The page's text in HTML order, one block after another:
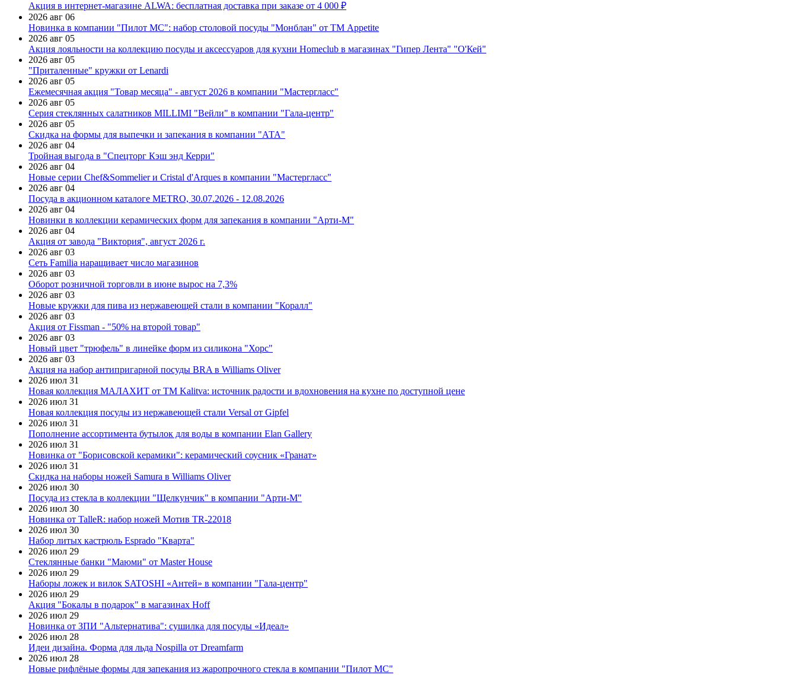
Акция в интернет-магазине ALWA: бесплатная доставка при заказе от 4 000 ₽
2026 авг 06
Новинка в компании "Пилот МС": набор столовой посуды "Монблан" от ТМ Appetite
2026 авг 05
Акция лояльности на коллекцию посуды и аксессуаров для кухни Homeclub в магазинах "Гипер Лента" "О'Кей"
2026 авг 05
"Приталенные" кружки от Lenardi
2026 авг 05
Ежемесячная акция "Товар месяца" - август 2026 в компании "Мастергласс"
2026 авг 05
Серия стеклянных салатников MILLIMI "Вейли" в компании "Гала-центр"
2026 авг 05
Скидка на формы для выпечки и запекания в компании "АТА"
2026 авг 04
Тройная выгода в "Спецторг Кэш энд Керри"
2026 авг 04
Новые серии Chef&Sommelier и Cristal d'Arques в компании "Мастергласс"
2026 авг 04
Посуда в акционном каталоге METRO, 30.07.2026 - 12.08.2026
2026 авг 04
Новинки в коллекции керамических форм для запекания в компании "Арти-М"
2026 авг 04
Акция от завода "Виктория", август 2026 г.
2026 авг 03
Сеть Familia наращивает число магазинов
2026 авг 03
Оборот розничной торговли в июне вырос на 7,3%
2026 авг 03
Новые кружки для пива из нержавеющей стали в компании "Коралл"
2026 авг 03
Акция от Fissman - "50% на второй товар"
2026 авг 03
Новый цвет "трюфель" в линейке форм из силикона "Хорс"
2026 авг 03
Акция на набор антипригарной посуды BRA в Williams Oliver
2026 июл 31
Новая коллекция МАЛАХИТ от ТМ Kalitva: источник радости и вдохновения на кухне по доступной цене
2026 июл 31
Новая коллекция посуды из нержавеющей стали Versal от Gipfel
2026 июл 31
Пополнение ассортимента бутылок для воды в компании Elan Gallery
2026 июл 31
Новинка от "Борисовской керамики": керамический соусник «Гранат»
2026 июл 31
Скидка на наборы ножей Samura в Williams Oliver
2026 июл 30
Посуда из стекла в коллекции "Щелкунчик" в компании "Арти-М"
2026 июл 30
Новинка от TalleR: набор ножей Мотив TR-22018
2026 июл 30
Набор литых кастрюль Esprado "Кварта"
2026 июл 29
Стеклянные банки "Маюми" от Master House
2026 июл 29
Наборы ложек и вилок SATOSHI «Антей» в компании "Гала-центр"
2026 июл 29
Акция "Бокалы в подарок" в магазинах Hoff
2026 июл 29
Новинка от ЗПИ "Альтернатива": сушилка для посуды «Идеал»
2026 июл 28
Идеи дизайна. Форма для льда Nospilla от Dreamfarm
2026 июл 28
Новые рифлёные формы для запекания из жаропрочного стекла в компании "Пилот МС"